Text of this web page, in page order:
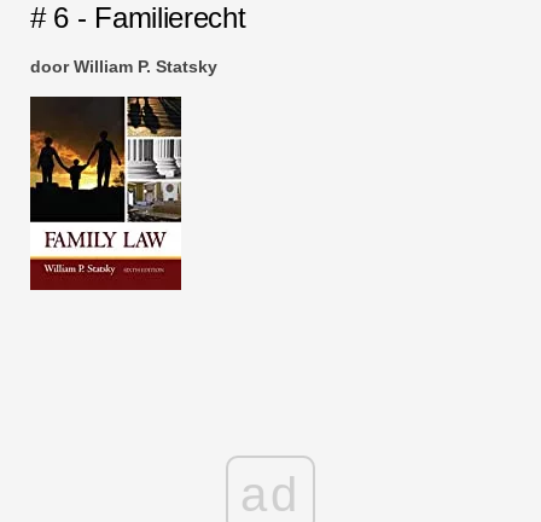
# 6 - Familierecht
door William P. Statsky
ad